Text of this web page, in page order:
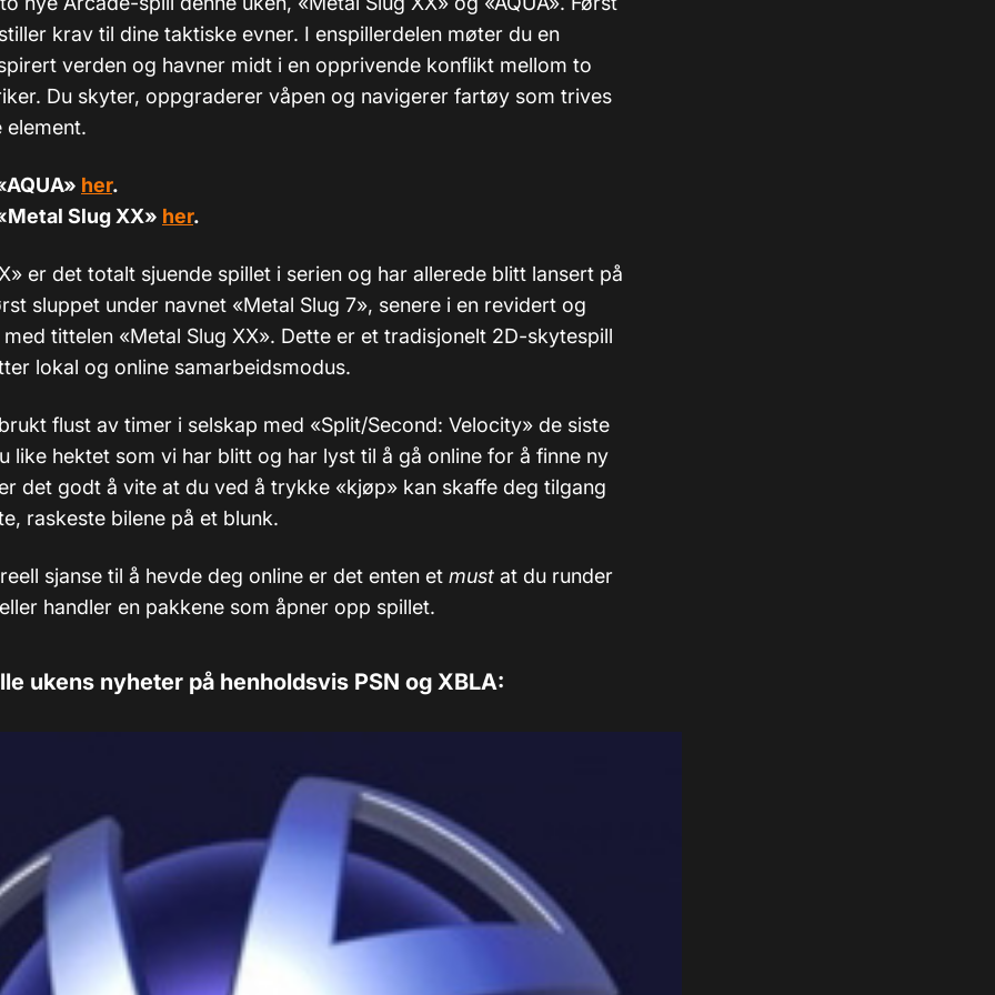
krav til dine taktiske evner. I enspillerdelen møter du en
verden og havner midt i en opprivende konflikt mellom to
Du skyter, oppgraderer våpen og navigerer fartøy som trives
element.
her.
Slug XX» her.
er det totalt sjuende spillet i serien og har allerede blitt lansert på
sluppet under navnet «Metal Slug 7», senere i en revidert og
tittelen «Metal Slug XX». Dette er et tradisjonelt 2D-skytespill
lokal og online samarbeidsmodus.
flust av timer i selskap med «Split/Second: Velocity» de siste
like hektet som vi har blitt og har lyst til å gå online for å finne ny
det godt å vite at du ved å trykke «kjøp» kan skaffe deg tilgang
raskeste bilene på et blunk.
sjanse til å hevde deg online er det enten et must at du runder
handler en pakkene som åpner opp spillet.
ukens nyheter på henholdsvis PSN og XBLA: